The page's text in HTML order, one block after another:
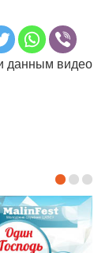
данным видео